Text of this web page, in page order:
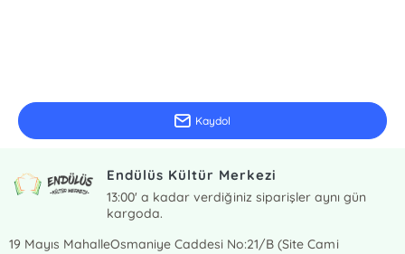
Kaydol
Endülüs Kültür Merkezi
13:00' a kadar verdiğiniz siparişler aynı gün
kargoda.
19 Mayıs MahalleOsmaniye Caddesi No:21/B (Site Cami